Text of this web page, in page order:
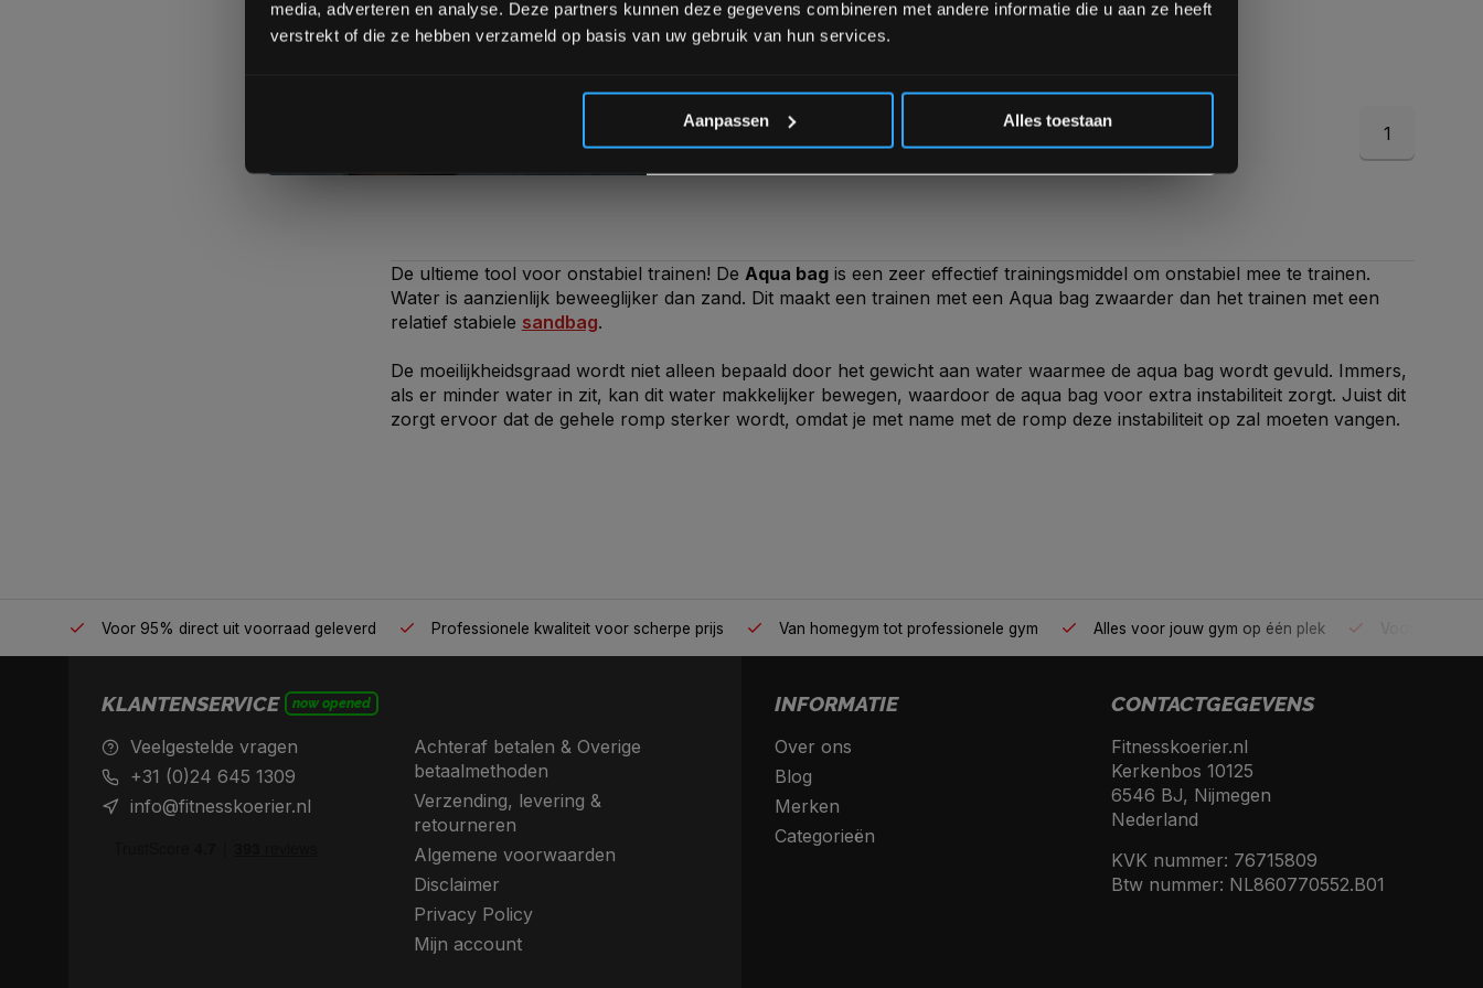
media, adverteren en analyse. Deze partners kunnen deze gegevens combineren met andere informatie die u aan ze heeft
verstrekt of die ze hebben verzameld op basis van uw gebruik van hun services.
Aanpassen Alles toestaan
Vergelijk
1
De ultieme tool voor onstabiel trainen! De Aqua bagis een zeer effectief trainingsmiddel om onstabiel mee te trainen.
Water is aanzienlijk beweeglijker dan zand. Dit maakt een trainen met een Aqua bag zwaarder dan het trainen met een
relatief stabiele sandbag.
De moeilijkheidsgraad wordt niet alleen bepaald door het gewicht aan water waarmee de aqua bag wordt gevuld. Immers,
als er minder water in zit, kan dit water makkelijker bewegen, waardoor de aqua bag voor extra instabiliteit zorgt. Juist dit
zorgt ervoor dat de gehele romp sterker wordt, omdat je met name met de romp deze instabiliteit op zal moeten vangen.
Voor 95% direct uit voorraad geleverd Professionele kwaliteit voor scherpe prijs Van homegym tot professionele gym Alles voor jouw gym op één plek
KLANTENSERVICE now opened
Veelgestelde vragen
+31 (0)24 645 1309
info@fitnesskoerier.nl
Achteraf betalen & Overige
betaalmethoden
Verzending, levering &
retourneren
Algemene voorwaarden
Disclaimer
Privacy Policy
Mijn account
INFORMATIE
Over ons
Blog
Merken
Categorieën
CONTACTGEGEVENS
Fitnesskoerier.nl
Kerkenbos 10125
6546 BJ, Nijmegen
Nederland
KVK nummer: 76715809
Btw nummer: NL860770552.B01
Inschrijven